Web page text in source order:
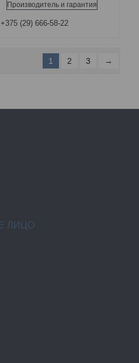
Производитель и гарантия
+375 (29) 666-58-22
1 2 3 →